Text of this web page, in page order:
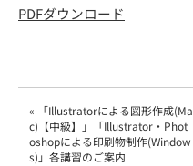
PDFダウンロード
« 「Illustratorによる図形作成(Ma
c)【中級】」「Illustrator・Phot
oshopによる印刷物制作(Window
s)」各講習のご案内